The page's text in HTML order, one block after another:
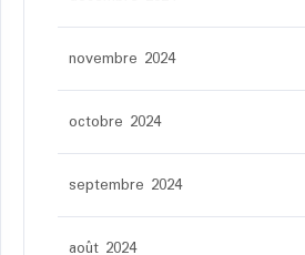
novembre 2024
octobre 2024
septembre 2024
août 2024